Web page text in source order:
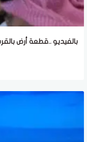
بالفيديو ..قطعة أرض بالقرب من